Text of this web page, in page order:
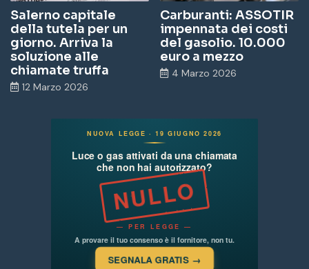
Salerno capitale
della tutela per un
giorno. Arriva la
soluzione alle
chiamate truffa
12 Marzo 2026
Carburanti: ASSOTIR
impennata dei costi
del gasolio. 10.000
euro a mezzo
4 Marzo 2026